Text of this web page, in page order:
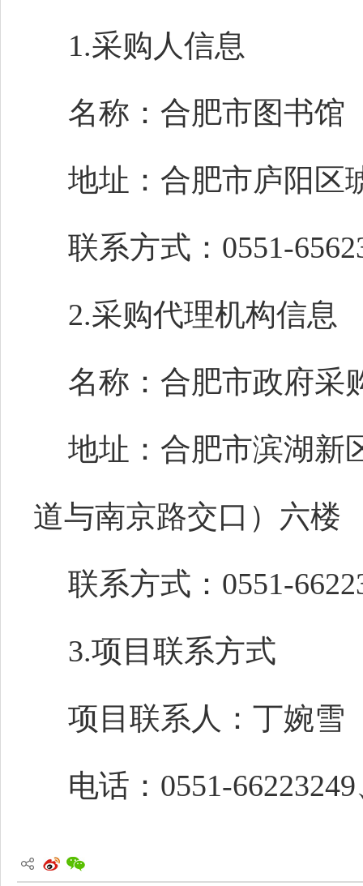
1.采购人信息
名称：合肥市图书馆
地址：合肥市庐阳区
联系方式：0551-
2.采购代理机构信息
名称：合肥市政府采
地址：合肥市滨湖新
道与南京路交口）六楼
联系方式：0551-
3.项目联系方式
项目联系人：丁婉雪
电话：0551-